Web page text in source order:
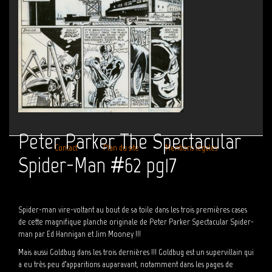
Peter Parker The Spectacular
Spider-Man #62 pg17
Spider-man vire-voltant au bout de sa toile dans les trois premières cases
de cette magnifique planche originale de Peter Parker Spectacular Spider-
man par Ed Hannigan et Jim Mooney !!!
Mais aussi Goldbug dans les trois dernières !!! Goldbug est un supervillain qui
a eu très peu d’apparitions auparavant, notamment dans les pages de
Contact Plan du site Mentions légales